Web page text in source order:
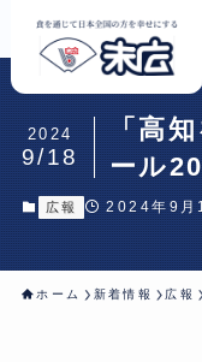
「高
ール
2024
9/18
広報 2024年9月
ホーム 新着情報 広報